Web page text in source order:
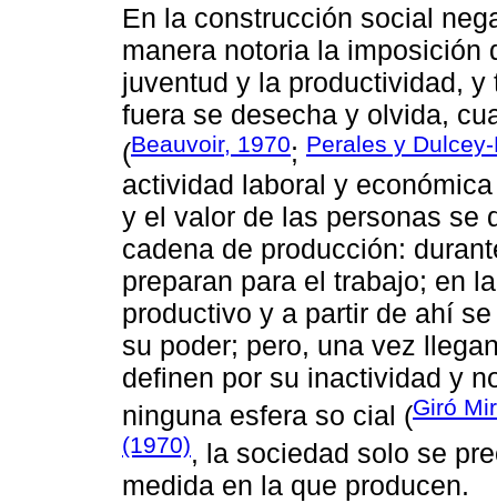
En la construcción social
manera notoria la
juventud y la productividad,
fuera se desecha y olvida,
(Beauvoir, 1970; Perales y
actividad laboral y
y el valor de las personas se
cadena de producción:
preparan para el trabajo; en
productivo y a partir de ahí
su poder; pero, una vez
definen por su inactividad y
ninguna esfera so cial (Giró
(1970), la sociedad solo se
medida en la que producen.